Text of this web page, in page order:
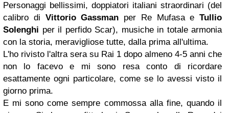
Personaggi bellissimi, doppiatori italiani straordinari (del
calibro di Vittorio Gassman per Re Mufasa e Tullio
Solenghi per il perfido Scar), musiche in totale armonia
con la storia, meravigliose tutte, dalla prima all'ultima.
L'ho rivisto l'altra sera su Rai 1 dopo almeno 4-5 anni che
non lo facevo e mi sono resa conto di ricordare
esattamente ogni particolare, come se lo avessi visto il
giorno prima.
E mi sono come sempre commossa alla fine, quando il